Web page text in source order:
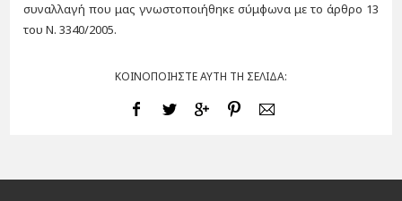
συναλλαγή που μας γνωστοποιήθηκε σύμφωνα με το άρθρο 13
του Ν. 3340/2005.
ΚΟΙΝΟΠΟΙΗΣΤΕ ΑΥΤΗ ΤΗ ΣΕΛΙΔΑ: